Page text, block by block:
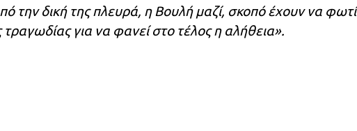
την δική της πλευρά, η Βουλή μαζί, σκοπό έχουν να
για να φανεί στο τέλος η αλήθεια».